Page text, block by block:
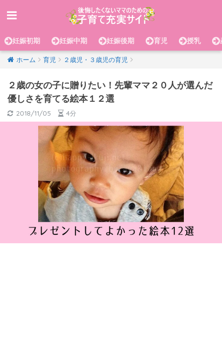
妊娠初期 妊娠中期 妊娠後期 育児 授乳
ホーム 育児 ２歳児・３歳児の育児
２歳の女の子に贈りたい！先輩ママ２０人が選んだ
優しさを育てる絵本１２選
2018/11/05 4分